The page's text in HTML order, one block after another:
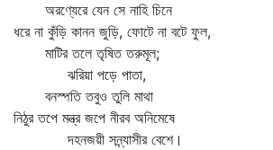
অরণ্যেরে যেন সে নাহি চিনে
ধরে না কুঁড়ি কানন জুড়ি, ফোটে না বটে ফুল,
মাটির তলে তৃষিত তরুমূল;
ঝরিয়া পড়ে পাতা,
বনস্পতি তবুও তুলি মাথা
নিঠুর তপে মন্ত্র জপে নীরব অনিমেষে
দহনজয়ী সন্ন্যাসীর বেশে।